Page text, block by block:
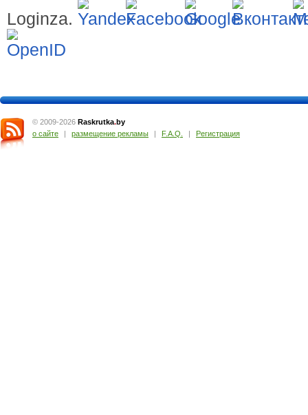
Loginza.
© 2009-2026 Raskrutka.by
о сайте
| размещение рекламы | F.A.Q. | Регистрация